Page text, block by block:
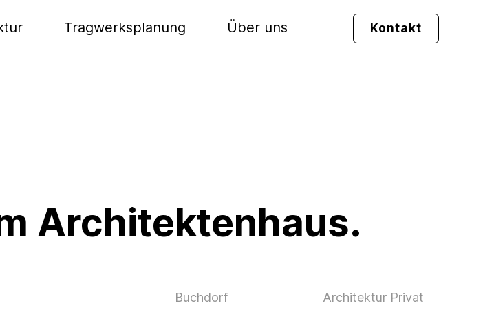
Tragwerksplanung Über uns Kontakt
Architektenhaus.
Buchdorf Architektur Privat